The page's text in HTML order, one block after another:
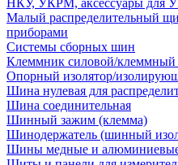
НКУ, УКРМ, аксессуары для
Малый распределительный
приборами
Системы сборных шин
Клеммник силовой/клеммный
Опорный изолятор/
Шина нулевая для
Шина соединительная
Шинный зажим (клемма)
Шинодержатель (шинный
Шины медные и